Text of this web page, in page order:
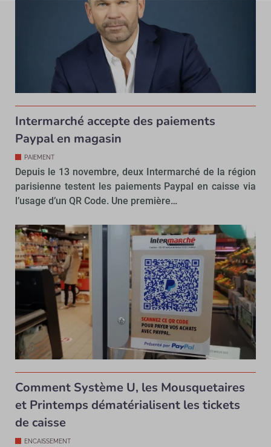
Intermarché accepte des paiements
Paypal en magasin
PAIEMENT
Depuis le 13 novembre, deux Intermarché de la région
parisienne testent les paiements Paypal en caisse via
l’usage d’un QR Code. Une première…
Comment Système U, les Mousquetaires
et Printemps dématérialisent les tickets
de caisse
ENCAISSEMENT